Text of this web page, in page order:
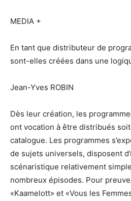
MEDIA +
En tant que distributeur de
sont-elles créées dans une
Jean-Yves ROBIN
Dès leur création, les
ont vocation à être distribués
catalogue. Les programmes
de sujets universels, disposent
scénaristique relativement
nombreux épisodes. Pour
«Kaamelott» et «Vous les